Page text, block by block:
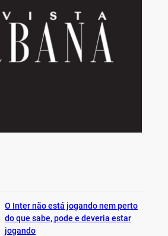
O Inter não está jogando nem perto
do que sabe, pode e deveria estar
jogando